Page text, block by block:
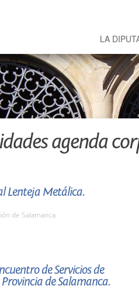
LA
agenda
Lenteja Metálica.
de Salamanca
de Servicios de
de Salamanca.